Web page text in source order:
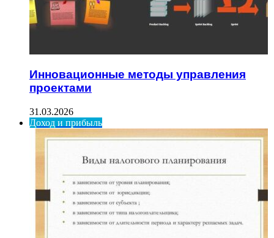
Инновационные методы управления
проектами
31.03.2026
Доход и прибыль